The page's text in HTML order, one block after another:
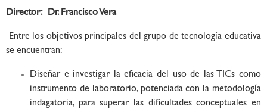
Director: Dr. Francisco Vera
Entre los objetivos principales del grupo de tecnología educativa
se encuentran:
Diseñar e investigar la eficacia del uso de las TICs como
instrumento de laboratorio, potenciada con la metodología
indagatoria, para superar las dificultades conceptuales en